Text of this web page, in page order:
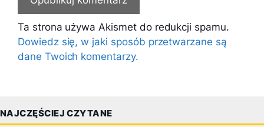
Ta strona używa Akismet do redukcji spamu.
Dowiedz się, w jaki sposób przetwarzane są
dane Twoich komentarzy.
NAJCZĘŚCIEJ CZYTANE